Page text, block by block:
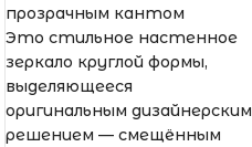
прозрачным кантом
Это стильное настенное
зеркало круглой формы,
выделяющееся
оригинальным дизайнерским
решением — смещённым